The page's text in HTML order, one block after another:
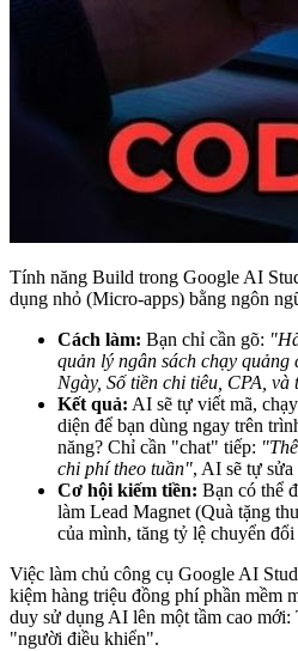
Tính năng Build trong Google AI
dụng nhỏ (Micro-apps) bằng ngôn
Cách làm: Bạn chỉ cần gõ:
quản lý ngân sách chạy quảng
Ngày, Số tiền chi tiêu, CPA,
Kết quả: AI sẽ tự viết mã,
diện để bạn dùng ngay trên
năng? Chỉ cần "chat" tiếp:
chi phí theo tuần", AI sẽ tự sửa
Cơ hội kiếm tiền: Bạn có thể
làm Lead Magnet (Quà tặng
của mình, tăng tỷ lệ chuyển đổi
Việc làm chủ công cụ Google AI
kiệm hàng triệu đồng phí phần mềm
duy sử dụng AI lên một tầm cao
"người điều khiển".